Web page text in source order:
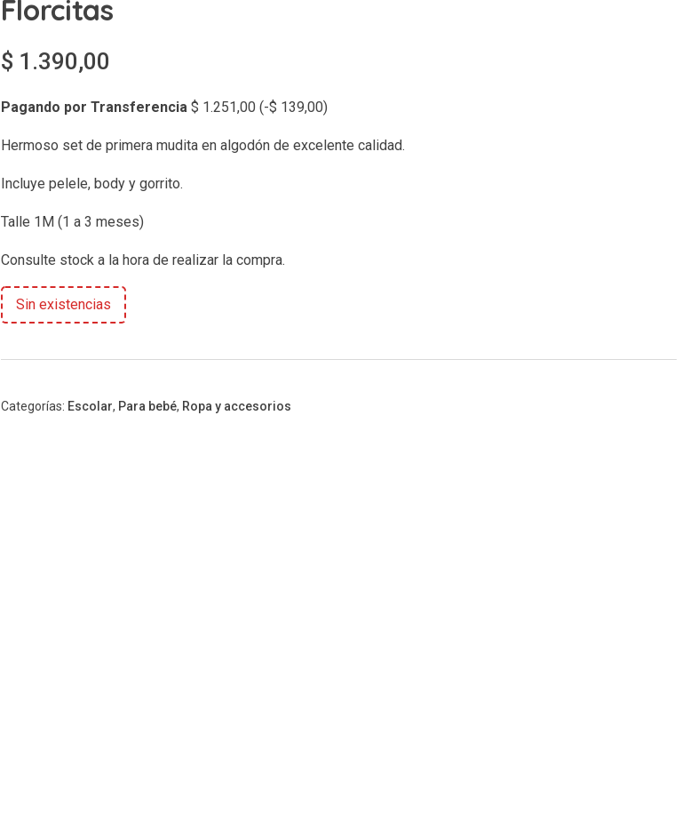
Florcitas
$ 1.390,00
Pagando por Transferencia $ 1.251,00 (-$ 139,00)
Hermoso set de primera mudita en algodón de excelente calidad.
Incluye pelele, body y gorrito.
Talle 1M (1 a 3 meses)
Consulte stock a la hora de realizar la compra.
Sin existencias
Categorías: Escolar, Para bebé, Ropa y accesorios